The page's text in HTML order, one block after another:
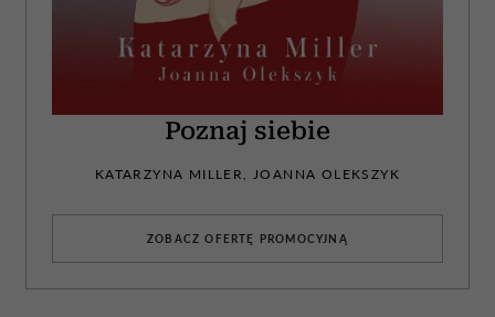
Poznaj siebie
KATARZYNA MILLER, JOANNA OLEKSZYK
ZOBACZ OFERTĘ PROMOCYJNĄ